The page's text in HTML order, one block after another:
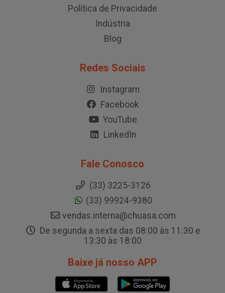
Política de Privacidade
Indústria
Blog
Redes Sociais
Instagram
Facebook
YouTube
LinkedIn
Fale Conosco
(33) 3225-3126
(33) 99924-9380
vendas.interna@chuasa.com
De segunda a sexta das 08:00 às 11:30 e
13:30 às 18:00
Baixe já nosso APP